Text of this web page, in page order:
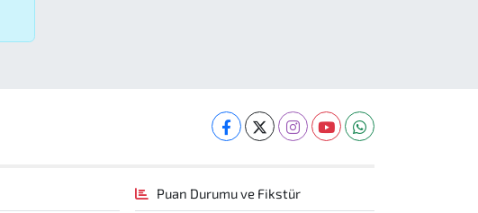
Puan Durumu ve Fikstür